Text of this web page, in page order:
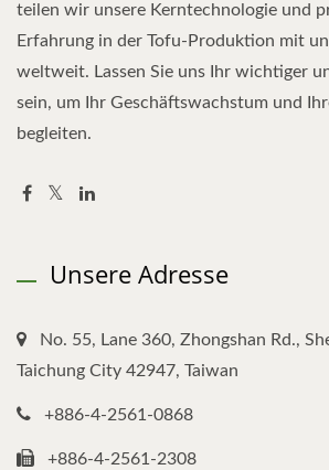
teilen wir unsere Kerntechnologie und
Erfahrung in der Tofu-Produktion mit
weltweit. Lassen Sie uns Ihr wichtiger
sein, um Ihr Geschäftswachstum und
begleiten.
Unsere Adresse
No. 55, Lane 360, Zhongshan Rd.,
Taichung City 42947, Taiwan
+886-4-2561-0868
+886-4-2561-2308